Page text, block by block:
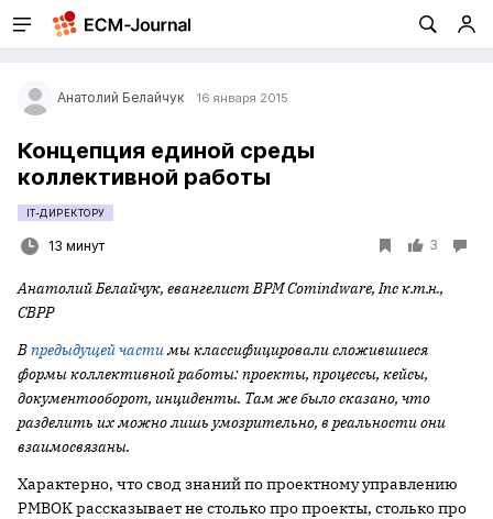
Анатолий Белайчук 16 января 2015
Концепция единой среды
коллективной работы
IT-ДИРЕКТОРУ
13 минут 3
Анатолий Белайчук, евангелистBPMComindware,Inc к.т.н.,
CBPP
Впредыдущей частимы классифицировали сложившиеся
формы коллективной работы: проекты, процессы, кейсы,
документооборот, инциденты. Там же было сказано, что
разделить их можно лишь умозрительно, в реальности они
взаимосвязаны.
Характерно, что свод знаний по проектному управлению
PMBOK рассказывает не столько про проекты, столько про